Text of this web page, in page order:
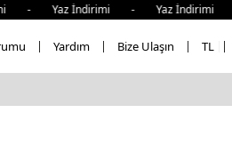
İndirimi - Yaz
Yardım Bize Ulaşın TL